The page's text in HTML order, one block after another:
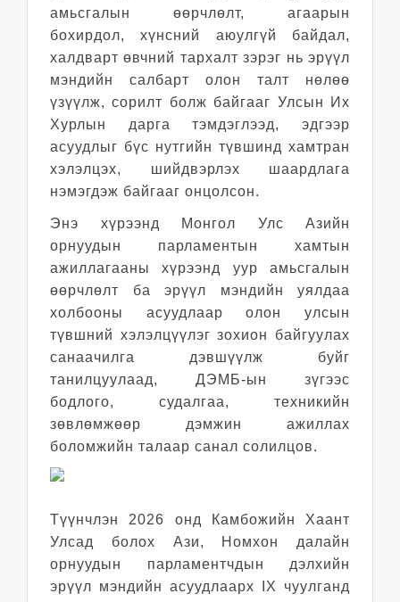
амьсгалын өөрчлөлт, агаарын
бохирдол, хүнсний аюулгүй байдал,
халдварт өвчний тархалт зэрэг нь эрүүл
мэндийн салбарт олон талт нөлөө
үзүүлж, сорилт болж байгааг Улсын Их
Хурлын дарга тэмдэглээд, эдгээр
асуудлыг бүс нутгийн түвшинд хамтран
хэлэлцэх, шийдвэрлэх шаардлага
нэмэгдэж байгааг онцолсон.
Энэ хүрээнд Монгол Улс Азийн
орнуудын парламентын хамтын
ажиллагааны хүрээнд уур амьсгалын
өөрчлөлт ба эрүүл мэндийн уялдаа
холбооны асуудлаар олон улсын
түвшний хэлэлцүүлэг зохион байгуулах
санаачилга дэвшүүлж буйг
танилцуулаад, ДЭМБ-ын зүгээс
бодлого, судалгаа, техникийн
зөвлөмжөөр дэмжин ажиллах
боломжийн талаар санал солилцов.
Түүнчлэн 2026 онд Камбожийн Хаант
Улсад болох Ази, Номхон далайн
орнуудын парламентчдын дэлхийн
эрүүл мэндийн асуудлаарх IX чуулганд